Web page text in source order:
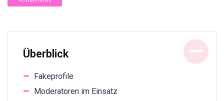
Überblick
Fakeprofile
Moderatoren im Einsatz